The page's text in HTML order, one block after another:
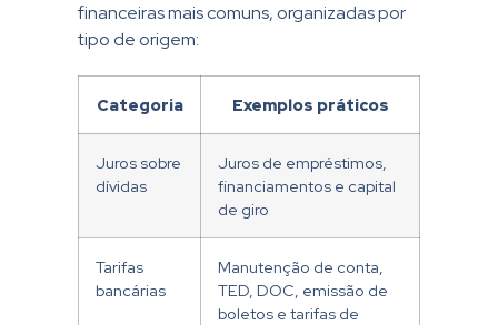
financeiras mais comuns, organizadas por
tipo de origem:
Categoria Exemplos práticos
Juros sobre
dívidas
Juros de empréstimos,
financiamentos e capital
de giro
Tarifas
bancárias
Manutenção de conta,
TED, DOC, emissão de
boletos e tarifas de